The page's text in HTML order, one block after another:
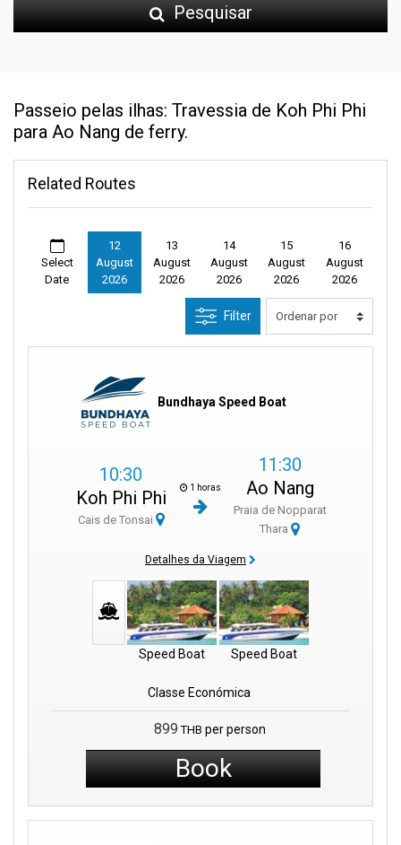
Pesquisar
Passeio pelas ilhas: Travessia de Koh Phi Phi
para Ao Nang de ferry.
Related Routes
Select
Date
12
August
2026
13
August
2026
14
August
2026
15
August
2026
16
August
2026
Filter
Bundhaya Speed Boat
10:30
Koh Phi Phi
Cais de Tonsai
1 horas
11:30
Ao Nang
Praia de Nopparat
Thara
Detalhes da Viagem
Speed Boat Speed Boat
Classe Económica
899 THB per person
Book